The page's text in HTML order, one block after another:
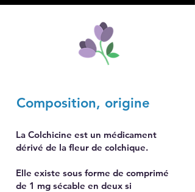
Composition, origine
La Colchicine est un médicament
dérivé de la fleur de colchique.
Elle existe sous forme de comprimé
de 1 mg sécable en deux si